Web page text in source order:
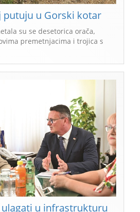
putuju u Gorski kotar
su se desetorica orača,
premetnjacima i trojica s
u infrastrukturu